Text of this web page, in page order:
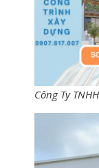
Công Ty